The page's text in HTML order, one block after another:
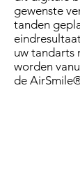
gewenste
tanden
uw tandarts
worden
de